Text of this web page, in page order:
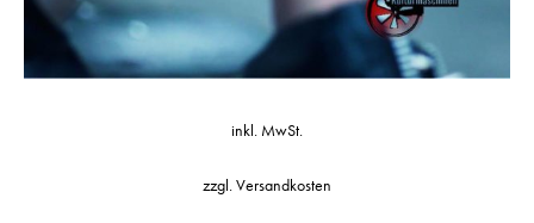
inkl. MwSt.
zzgl.Versandkosten